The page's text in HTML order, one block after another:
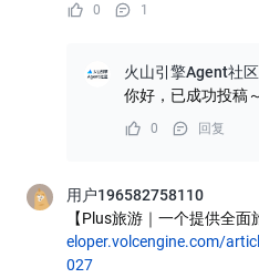
0 1
火山引擎Agent社区
你好，已成功投稿～
0 回复
用户196582758110
【Plus旅游｜一个提供全面
eloper.volcengine.com/
027